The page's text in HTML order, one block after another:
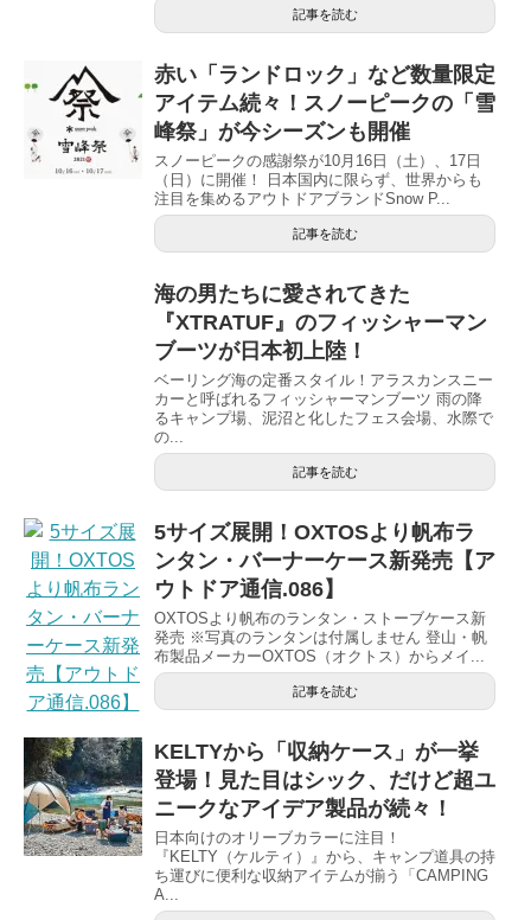
記事を読む
赤い「ランドロック」など数量限定
アイテム続々！スノーピークの「雪
峰祭」が今シーズンも開催
スノーピークの感謝祭が10月16日（土）、17日
（日）に開催！ 日本国内に限らず、世界からも
注目を集めるアウトドアブランドSnow P...
記事を読む
海の男たちに愛されてきた
『XTRATUF』のフィッシャーマン
ブーツが日本初上陸！
ベーリング海の定番スタイル！アラスカンスニー
カーと呼ばれるフィッシャーマンブーツ 雨の降
るキャンプ場、泥沼と化したフェス会場、水際で
の...
記事を読む
5サイズ展開！OXTOSより帆布ラ
ンタン・バーナーケース新発売【ア
ウトドア通信.086】
OXTOSより帆布のランタン・ストーブケース新
発売 ※写真のランタンは付属しません 登山・帆
布製品メーカーOXTOS（オクトス）からメイ...
記事を読む
KELTYから「収納ケース」が一挙
登場！見た目はシック、だけど超ユ
ニークなアイデア製品が続々！
日本向けのオリーブカラーに注目！
『KELTY（ケルティ）』から、キャンプ道具の持
ち運びに便利な収納アイテムが揃う「CAMPING
A...